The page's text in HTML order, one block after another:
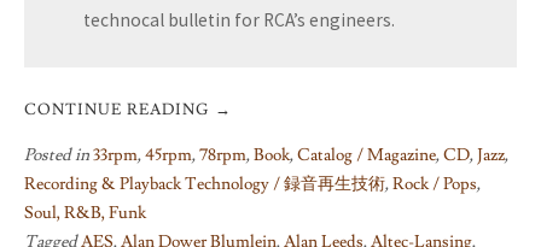
technocal bulletin for RCA’s engineers.
CONTINUE READING →
Posted in33rpm,45rpm,78rpm,Book,Catalog / Magazine,CD,Jazz,
Recording & Playback Technology / 録音再生技術,Rock / Pops,
Soul, R&B, Funk
TaggedAES,Alan Dower Blumlein,Alan Leeds,Altec-Lansing,